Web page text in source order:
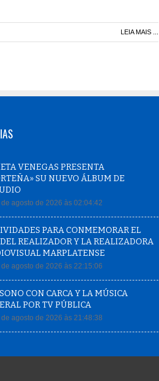
LEIA MAIS ...
VENEGAS PRESENTA
SU NUEVO ÁLBUM DE
agosto de 2026 às 02:04:42
PARA CONMEMORAR EL
REALIZADOR Y LA REALIZADORA
MARPLATENSE
agosto de 2026 às 22:15:06
CON CARCA Y LA MÚSICA
POR TV PÚBLICA
agosto de 2026 às 21:48:38